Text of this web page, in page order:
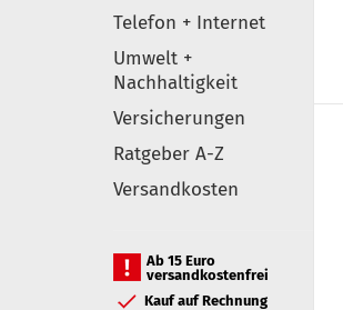
Telefon + Internet
Umwelt +
Nachhaltigkeit
Versicherungen
Ratgeber A-Z
Versandkosten
Ab 15 Euro
versandkostenfrei
Kauf auf Rechnung